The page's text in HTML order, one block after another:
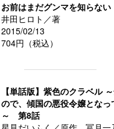
お前はまだグンマを知らな
井田ヒロト／著
2015/02/13
704円（税込）
【単話版】紫色のクラベル
ので、傾国の悪役令嬢とな
～ 第8話